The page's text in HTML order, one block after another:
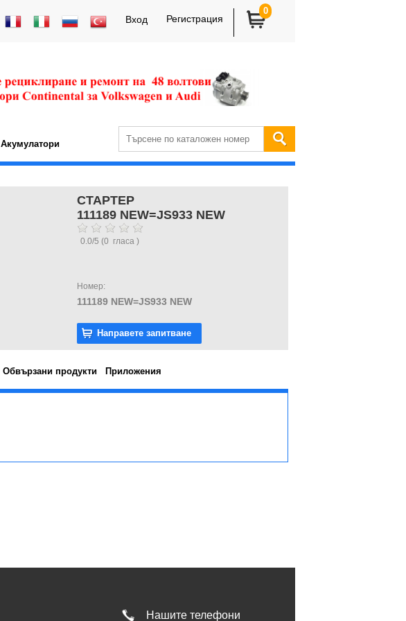
Вход Регистрация
0
Акумулатори
СТАРТЕР
111189 NEW=JS933 NEW
0.0/5 (0 гласа )
Номер:
111189 NEW=JS933 NEW
Направете запитване
Обвързани продукти Приложения
Нашите телефони